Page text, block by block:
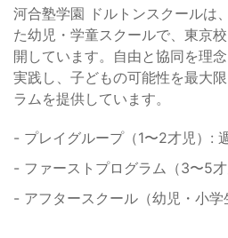
河合塾学園 ドルトンスクールは
た幼児・学童スクールで、東京
開しています。自由と協同を理
実践し、子どもの可能性を最大
ラムを提供しています。
- プレイグループ（1〜2才児）:
- ファーストプログラム（3〜5才
- アフタースクール（幼児・小学